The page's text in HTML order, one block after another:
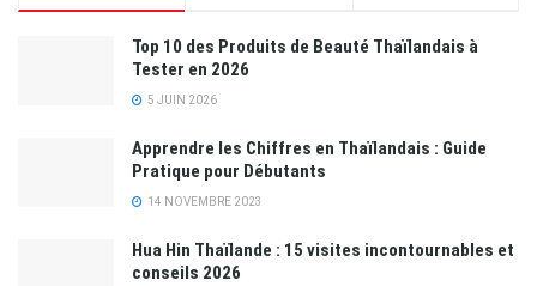
Top 10 des Produits de Beauté Thaïlandais à
Tester en 2026
5 JUIN 2026
Apprendre les Chiffres en Thaïlandais : Guide
Pratique pour Débutants
14 NOVEMBRE 2023
Hua Hin Thaïlande : 15 visites incontournables et
conseils 2026